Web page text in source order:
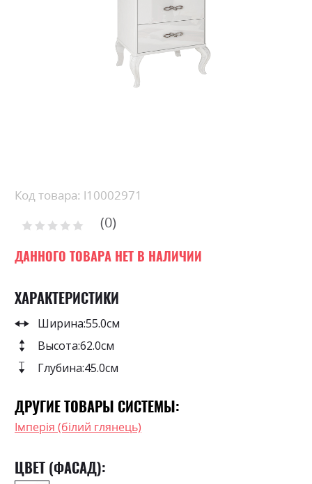
beginning
the
gallery
Код товара: l10002971
Рейтинг: 0
ДАННОГО ТОВАРА НЕТ В НАЛИЧИИ
ХАРАКТЕРИСТИКИ
Ширина:55.0см
Высота:62.0см
Глубина:45.0см
ДРУГИЕ ТОВАРЫ СИСТЕМЫ:
Імперія (білий глянець)
ЦВЕТ (ФАСАД):